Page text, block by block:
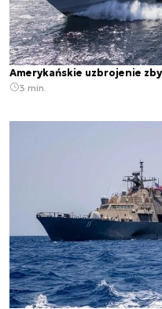
Amerykańskie uzbrojenie
3 min.